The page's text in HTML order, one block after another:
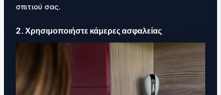
σπιτιού σας.
2. Χρησιμοποιήστε κάμερες ασφαλείας